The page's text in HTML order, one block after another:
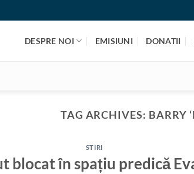
DESPRE NOI EMISIUNI DONATII
TAG ARCHIVES: BARRY
STIRI
blocat în spațiu predică